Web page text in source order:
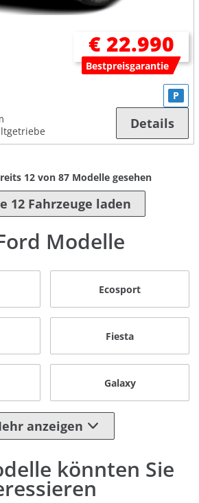
€ 22.990
Bestpreisgarantie
P
Details
12von 87Modelle gesehen
12 Fahrzeuge laden
Modelle
Ecosport
Fiesta
Galaxy
anzeigen
könnten Sie